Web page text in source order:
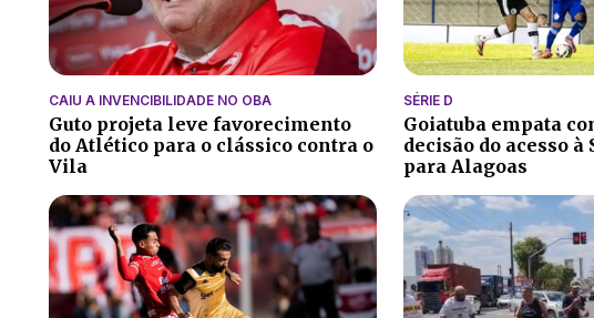
CAIU A INVENCIBILIDADE NO OBA
Guto projeta leve favorecimento
do Atlético para o clássico contra o
Vila
SÉRIE D
Goiatuba empata
decisão do acesso à
para Alagoas